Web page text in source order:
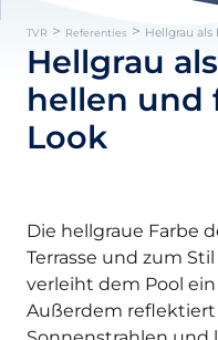
TVR > Referenties > Hellgrau
Hellgrau
hellen und
Look
Die hellgraue Farbe
Terrasse und zum
verleiht dem Pool
Außerdem reflektiert